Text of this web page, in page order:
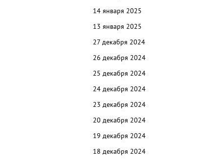
14 января 2025
13 января 2025
27 декабря 2024
26 декабря 2024
25 декабря 2024
24 декабря 2024
23 декабря 2024
20 декабря 2024
19 декабря 2024
18 декабря 2024